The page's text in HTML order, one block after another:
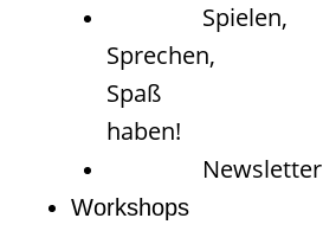
Spielen,
Sprechen,
Spaß
haben!
Newsletter
Workshops